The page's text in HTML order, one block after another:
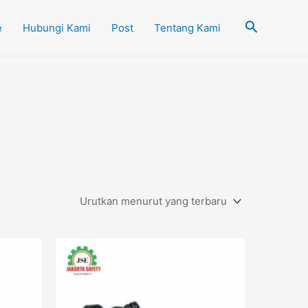
Hubungi Kami Post Tentang Kami Cari